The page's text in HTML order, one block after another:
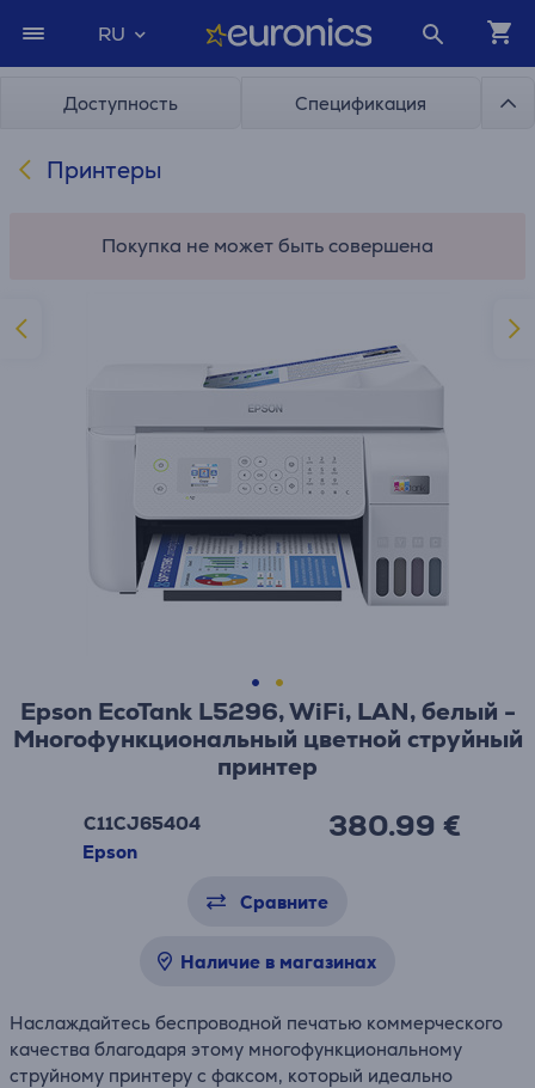
RU
Доступность Спецификация
Принтеры
Покупка не может быть совершена
Epson EcoTank L5296, WiFi, LAN, белый -
Многофункциональный цветной струйный
принтер
C11CJ65404
Epson
380.99 €
Сравните
Наличие в магазинах
Наслаждайтесь беспроводной печатью коммерческого
качества благодаря этому многофункциональному
струйному принтеру с факсом, который идеально